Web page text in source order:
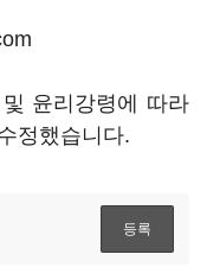
윤리강령에 따라
정했습니다.